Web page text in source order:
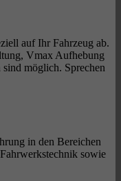
auf Ihr Fahrzeug ab.
Vmax Aufhebung
möglich. Sprechen
in den Bereichen
sowie